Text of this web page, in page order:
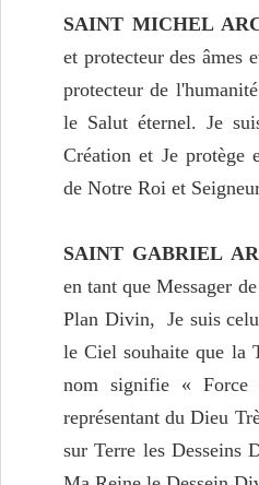
SAINT MICHEL
et protecteur des âmes
protecteur de
le Salut éternel. Je
Création et Je protège
de Notre Roi et
SAINT GABRIEL
en tant que Messager
Plan Divin, Je suis
le Ciel souhaite que la
nom signifie «
représentant du Dieu
sur Terre les Desseins